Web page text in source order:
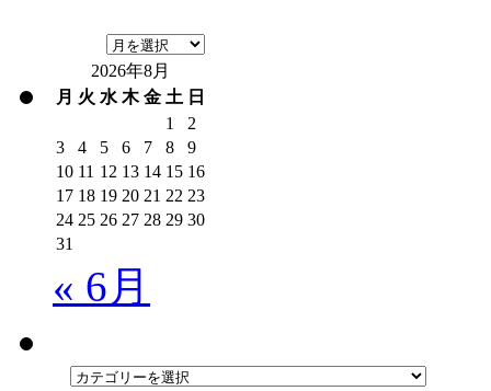
2026年8月
月 火 水 木 金 土 日
1
2
3
4 5 6 7 8
9
10 11 12 13 14 15 16
17 18 19 20 21 22 23
24 25 26 27 28 29 30
31
« 6月